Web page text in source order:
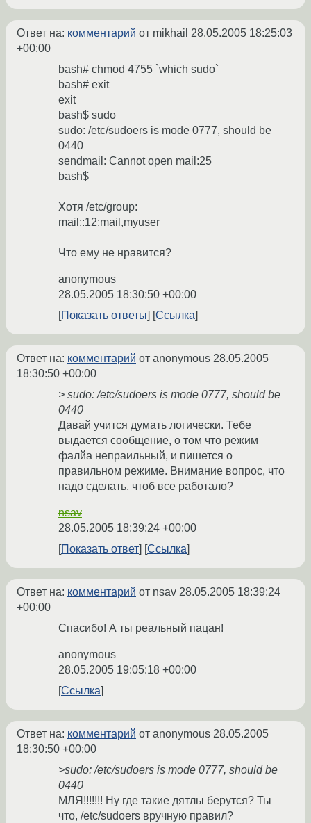
Ответ на: комментарий от mikhail 28.05.2005 18:25:03
+00:00
bash# chmod 4755 `which sudo`
bash# exit
exit
bash$ sudo
sudo: /etc/sudoers is mode 0777, should be
0440
sendmail: Cannot open mail:25
bash$
Хотя /etc/group:
mail::12:mail,myuser
Что ему не нравится?
anonymous
28.05.2005 18:30:50 +00:00
Показать ответы
Ссылка
Ответ на: комментарий от anonymous 28.05.2005
18:30:50 +00:00
> sudo: /etc/sudoers is mode 0777, should be
0440
Давай учится думать логически. Тебе
выдается сообщение, о том что режим
фалйа непраильный, и пишется о
правильном режиме. Внимание вопрос, что
надо сделать, чтоб все работало?
nsav
28.05.2005 18:39:24 +00:00
Показать ответ
Ссылка
Ответ на: комментарий от nsav 28.05.2005 18:39:24
+00:00
Спасибо! А ты реальный пацан!
anonymous
28.05.2005 19:05:18 +00:00
Ссылка
Ответ на: комментарий от anonymous 28.05.2005
18:30:50 +00:00
>sudo: /etc/sudoers is mode 0777, should be
0440
МЛЯ!!!!!!! Ну где такие дятлы берутся? Ты
что, /etc/sudoers вручную правил?